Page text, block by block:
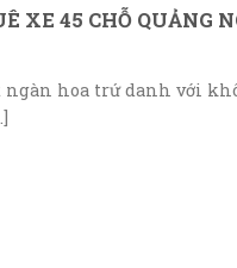
XE 45 CHỖ QUẢNG
ngàn hoa trứ danh với